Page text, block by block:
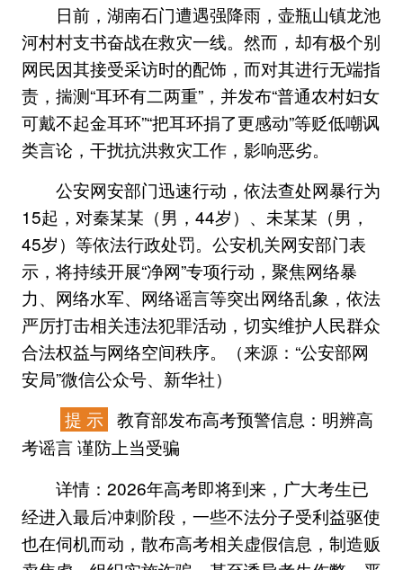
日前，湖南石门遭遇强降雨，壶瓶山镇龙池
河村村支书奋战在救灾一线。然而，却有极个别
网民因其接受采访时的配饰，而对其进行无端指
责，揣测“耳环有二两重”，并发布“普通农村妇女
可戴不起金耳环”“把耳环捐了更感动”等贬低嘲讽
类言论，干扰抗洪救灾工作，影响恶劣。
公安网安部门迅速行动，依法查处网暴行为
15起，对秦某某（男，44岁）、未某某（男，
45岁）等依法行政处罚。公安机关网安部门表
示，将持续开展“净网”专项行动，聚焦网络暴
力、网络水军、网络谣言等突出网络乱象，依法
严厉打击相关违法犯罪活动，切实维护人民群众
合法权益与网络空间秩序。（来源：“公安部网
安局”微信公众号、新华社）
提 示 教育部发布高考预警信息：明辨高
考谣言 谨防上当受骗
详情： 2026年高考即将到来，广大考生已
经进入最后冲刺阶段，一些不法分子受利益驱使
也在伺机而动，散布高考相关虚假信息，制造贩